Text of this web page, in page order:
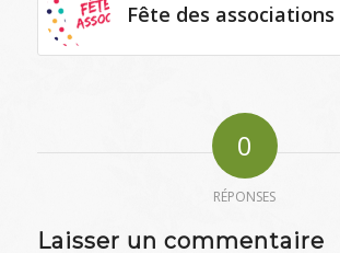
Fête des associations
0
RÉPONSES
Laisser un commentaire